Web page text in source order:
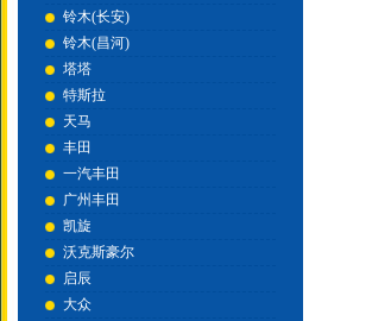
铃木(长安)
铃木(昌河)
塔塔
特斯拉
天马
丰田
一汽丰田
广州丰田
凯旋
沃克斯豪尔
启辰
大众